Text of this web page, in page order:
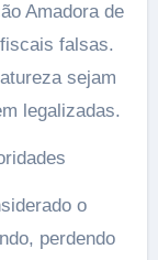
Amadora de
falsas.
sejam
legalizadas.
o
perdendo